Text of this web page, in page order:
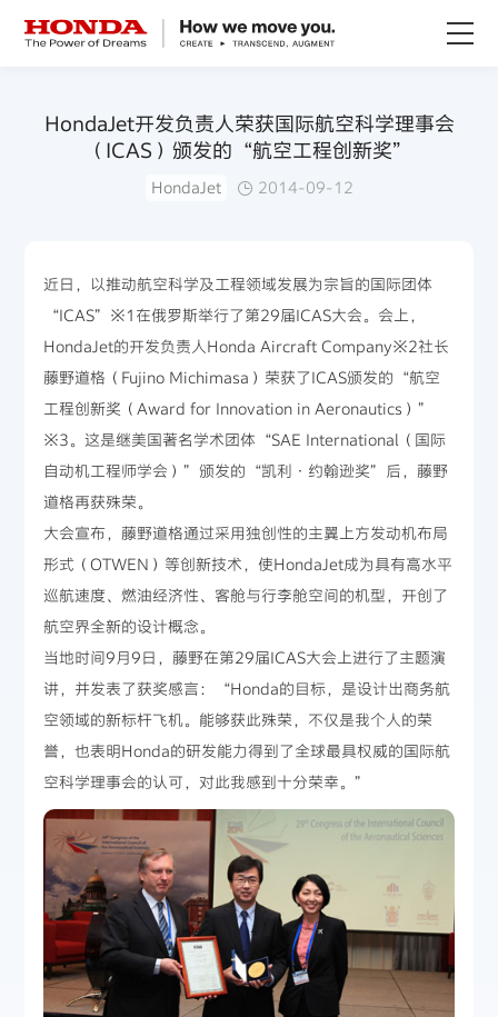
赛事运动
新闻资讯
HondaJet开发负责人荣获国际航空科学理事会
（ICAS）颁发的“航空工程创新奖”
HondaJet 2014-09-12
近日，以推动航空科学及工程领域发展为宗旨的国际团体
“ICAS”※1在俄罗斯举行了第29届ICAS大会。会上，
HondaJet的开发负责人Honda Aircraft Company※2社长
藤野道格（Fujino Michimasa）荣获了ICAS颁发的“航空
工程创新奖（Award for Innovation in Aeronautics）”
※3。这是继美国著名学术团体“SAE International（国际
自动机工程师学会）”颁发的“凯利·约翰逊奖”后，藤野
道格再获殊荣。
大会宣布，藤野道格通过采用独创性的主翼上方发动机布局
形式（OTWEN）等创新技术，使HondaJet成为具有高水平
巡航速度、燃油经济性、客舱与行李舱空间的机型，开创了
航空界全新的设计概念。
当地时间9月9日，藤野在第29届ICAS大会上进行了主题演
讲，并发表了获奖感言：“Honda的目标，是设计出商务航
空领域的新标杆飞机。能够获此殊荣，不仅是我个人的荣
誉，也表明Honda的研发能力得到了全球最具权威的国际航
空科学理事会的认可，对此我感到十分荣幸。”